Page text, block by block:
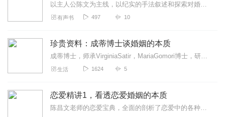
以主人公陈文为主线，以纪实的手法叙述和探索对婚姻的认识。主人公陈文是一个即将退休的公司男性高管，他恪守爱情至上的理念，也心怀这个理念追求着个人婚姻。但他无数次用...
有声书 497 10
珍贵资料：成蒂博士谈婚姻的本质
成蒂博士，师承VirginiaSatir，MariaGomori博士，研究与实践萨提亚家庭治理模式三十多年，在华人社会经历数以千计的婚姻与家庭治疗个案、主...
生活 1624 5
恋爱精讲1，看透恋爱婚姻的本质
陈昌文老师的恋爱宝典，全面的剖析了恋爱中的各种问题，包括问答环节。认清自己的筹码，解决各种恋爱，婚姻疑惑。...